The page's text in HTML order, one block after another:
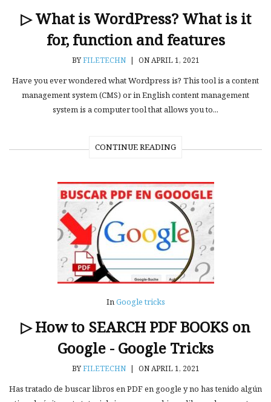
▷ What is WordPress? What is it
for, function and features
BYFILETECHN | ON APRIL 1, 2021
Have you ever wondered what Wordpress is? This tool is a content
management system (CMS) or in English content management
system is a computer tool that allows you to...
CONTINUE READING
InGoogle tricks
▷ How to SEARCH PDF BOOKS on
Google - Google Tricks
BYFILETECHN | ON APRIL 1, 2021
Has tratado de buscar libros en PDF en google y no has tenido algún